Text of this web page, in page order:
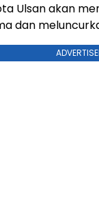
Ulsan akan
dan